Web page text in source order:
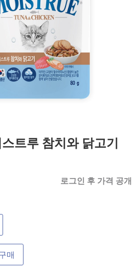
트루 참치와 닭고기
로그인 후 가격 공개
매